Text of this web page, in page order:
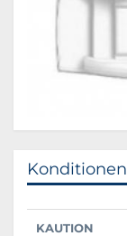
Konditionen
KAUTION